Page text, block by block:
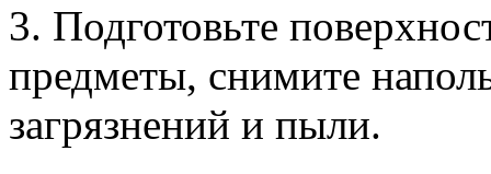
3. Подготовьте
предметы, снимите
загрязнений и пыли.